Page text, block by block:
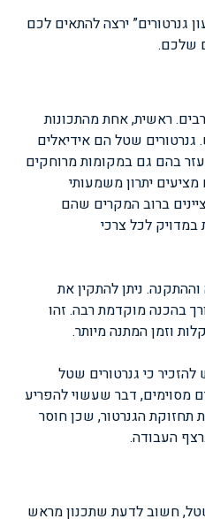
גנרטורים” ירצה להתאים לכם
שלכם.
ראשית, אחת מהתכונות
שטל הם אידיאלים
בהם גם במקומות מרוחקים
יתרון משמעותי
ברוב המקרים שהם
לכל צרכי
ניתן להתקין את
בהכנה מוקדמת רבה. זהו
וזמן המתנה מיותר.
כי גנרטורים שטל
מסוימים, דבר שעשוי להפריע
תחזוקת הגנרטור, שכן חוסר
העבודה.
חשוב לדעת שתכנון מראש